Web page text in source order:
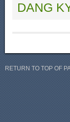
DANG
RETURN TO TOP OF